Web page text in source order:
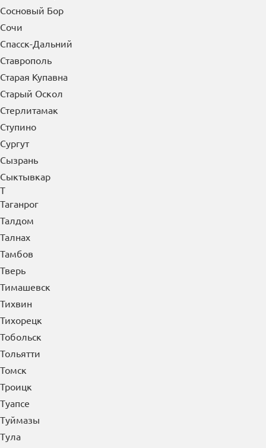
Сосновый Бор
Сочи
Спасск-Дальний
Ставрополь
Старая Купавна
Старый Оскол
Стерлитамак
Ступино
Сургут
Сызрань
Сыктывкар
Т
Таганрог
Талдом
Талнах
Тамбов
Тверь
Тимашевск
Тихвин
Тихорецк
Тобольск
Тольятти
Томск
Троицк
Туапсе
Туймазы
Тула